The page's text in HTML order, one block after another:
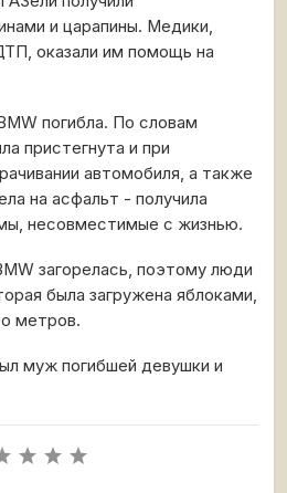
и царапины. Медики,
оказали им помощь на
погибла. По словам
пристегнута и при
автомобиля, а также
на асфальт - получила
несовместимые с жизнью.
загорелась, поэтому люди
была загружена яблоками,
метров.
муж погибшей девушки и